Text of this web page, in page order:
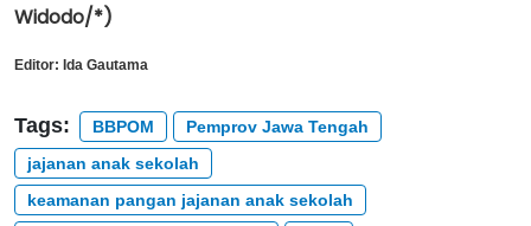
Widodo/*)
Editor: Ida Gautama
Tags: BBPOM
Pemprov Jawa Tengah
jajanan anak sekolah
keamanan pangan jajanan anak sekolah